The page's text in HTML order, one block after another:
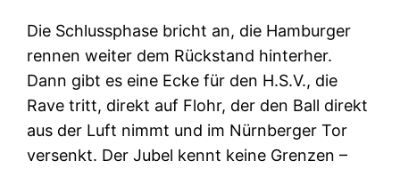
Die Schlussphase bricht an, die Hamburger
rennen weiter dem Rückstand hinterher.
Dann gibt es eine Ecke für den H.S.V., die
Rave tritt, direkt auf Flohr, der den Ball direkt
aus der Luft nimmt und im Nürnberger Tor
versenkt. Der Jubel kennt keine Grenzen –